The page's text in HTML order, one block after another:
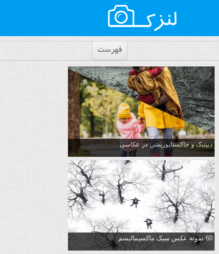
فهرست
دیپتیک و جاکستا‌پوزیشن در عکاسی
60 نمونه عکس سبک ماکسیمالیسم